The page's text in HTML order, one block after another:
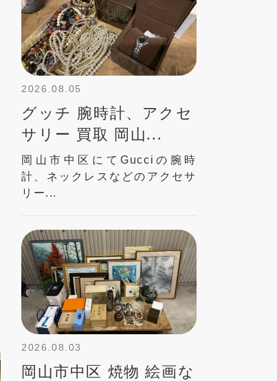
2026.08.05
グッチ 腕時計、アクセ
サリー 買取 岡山...
岡山市中区にてGucciの腕時
計、ネックレスなどのアクセサ
リー...
2026.08.03
岡山市中区 焼物 絵画な